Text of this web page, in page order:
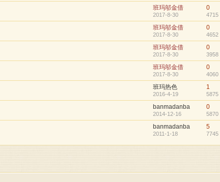
班玛邬金借
2017-8-30
0
4715
班玛邬金借
2017-8-30
0
4652
班玛邬金借
2017-8-30
0
3958
班玛邬金借
2017-8-30
0
4060
班玛热色
2016-4-19
1
5875
banmadanba
2014-12-16
0
5870
banmadanba
2011-1-18
5
7745